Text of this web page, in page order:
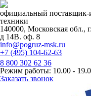
официальный поставщик-
техники
140000, Московская обл.,
д 14В. оф. 8
info@pogruz-msk.ru
+7 (495) 104-62-63
8 800 302 62 36
Режим работы: 10.00 -
Заказать звонок